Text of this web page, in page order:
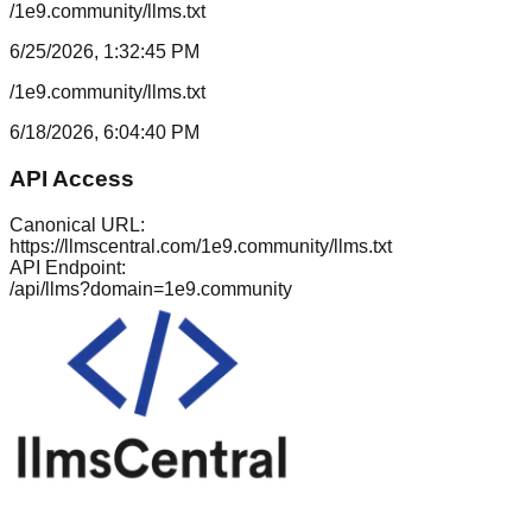
/1e9.community/llms.txt
6/25/2026, 1:32:45 PM
/1e9.community/llms.txt
6/18/2026, 6:04:40 PM
API Access
Canonical URL:
https://llmscentral.com/1e9.community/llms.txt
API Endpoint:
/api/llms?domain=1e9.community